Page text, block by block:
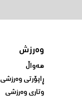
وەرزش
هەواڵ
ڕاپۆرتی وەرزشی
وتاری وەرزشی